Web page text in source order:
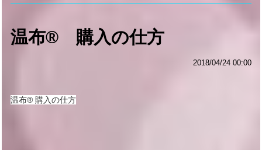
温布® 購入の仕方
2018/04/24 00:00
温布®︎ 購入の仕方